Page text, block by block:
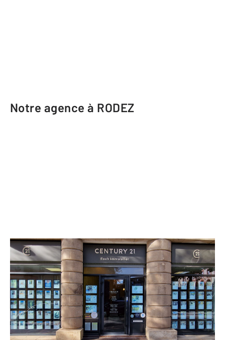
Notre agence à RODEZ
CENTURY 21 Foch Immobilier
8 boulevard Gally
RODEZ - 12000
Envoyer un message